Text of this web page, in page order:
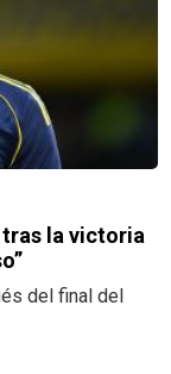
la victoria
del final del